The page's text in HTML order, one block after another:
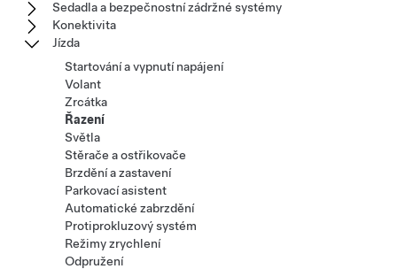
Sedadla a bezpečnostní zádržné systémy
Konektivita
Jízda
Startování a vypnutí napájení
Volant
Zrcátka
Řazení
Světla
Stěrače a ostřikovače
Brzdění a zastavení
Parkovací asistent
Automatické zabrzdění
Protiprokluzový systém
Režimy zrychlení
Odpružení